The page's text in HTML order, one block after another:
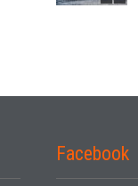
Facebook